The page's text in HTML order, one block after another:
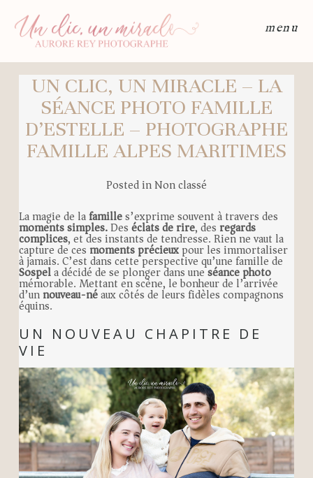
menu
UN CLIC, UN MIRACLE – LA
SÉANCE PHOTO FAMILLE
D’ESTELLE – PHOTOGRAPHE
FAMILLE ALPES MARITIMES
Posted inNon classé
La magie de lafamilles’exprime souvent à travers des
moments simples.Deséclats de rire, desregards
complices, et des instants de tendresse. Rien ne vaut la
capture de cesmoments précieuxpour les immortaliser
à jamais. C’est dans cette perspective qu’une famille de
Sospela décidé de se plonger dans uneséance photo
mémorable. Mettant en scène, le bonheur de l’arrivée
d’unnouveau-néaux côtés de leurs fidèles compagnons
équins.
UN NOUVEAU CHAPITRE DE
VIE